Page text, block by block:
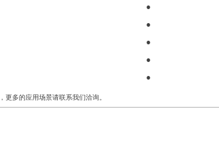
●
●
●
●
●
多的应用场景请联系我们洽询。